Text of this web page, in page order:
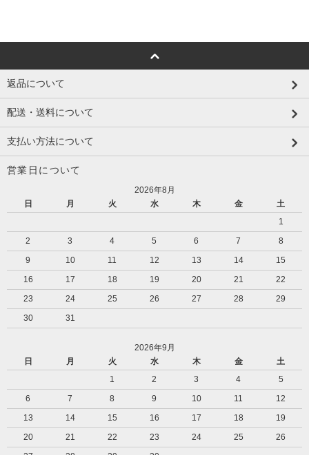
返品について
配送・送料について
支払い方法について
営業日について
2026年8月
日
月 火 水 木 金
土
1
2
3 4 5 6 7
8
9
10 11 12 13 14
15
16
17 18 19 20 21
22
23
24 25 26 27 28
29
30
31
2026年9月
日
月 火 水 木 金
土
1
2 3 4
5
6
7 8 9 10 11
12
13
14 15 16 17 18
19
20
21 22 23 24 25
26